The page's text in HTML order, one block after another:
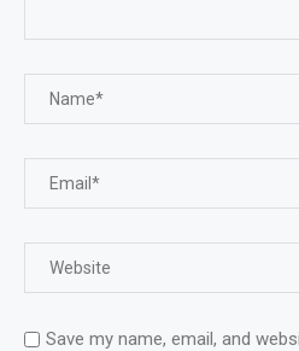
Save my name, email, and